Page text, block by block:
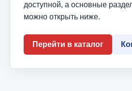
доступной, а основные
можно открыть ниже.
Перейти в каталог